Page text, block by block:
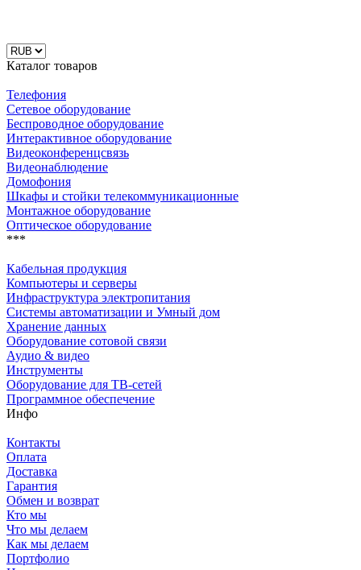
Каталог товаров
Телефония
Сетевое оборудование
Беспроводное оборудование
Интерактивное оборудование
Видеоконференцсвязь
Видеонаблюдение
Домофония
Шкафы и стойки телекоммуникационные
Монтажное оборудование
Оптическое оборудование
***
Кабельная продукция
Компьютеры и серверы
Инфраструктура электропитания
Системы автоматизации и Умный дом
Хранение данных
Оборудование сотовой связи
Аудио & видео
Инструменты
Оборудование для ТВ-сетей
Программное обеспечение
Инфо
Контакты
Оплата
Доставка
Гарантия
Обмен и возврат
Кто мы
Что мы делаем
Как мы делаем
Портфолио